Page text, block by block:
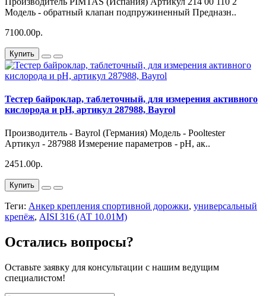
Модель - обратный клапан подпружиненный Предназн..
7100.00р.
Купить
Тестер байроклар, таблеточный, для измерения активного
кислорода и pH, артикул 287988, Bayrol
Производитель - Bayrol (Германия) Модель - Pooltester
Артикул - 287988 Измерение параметров - pH, ак..
2451.00р.
Купить
Теги: Анкер крепления спортивной дорожки, универсальный
крепёж, AISI 316 (АТ 10.01M)
Остались вопросы?
Оставьте заявку для консультации с нашим ведущим
специалистом!